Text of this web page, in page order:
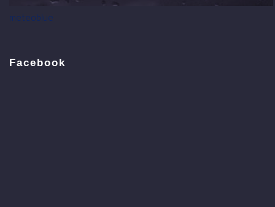
meteoblue
Facebook